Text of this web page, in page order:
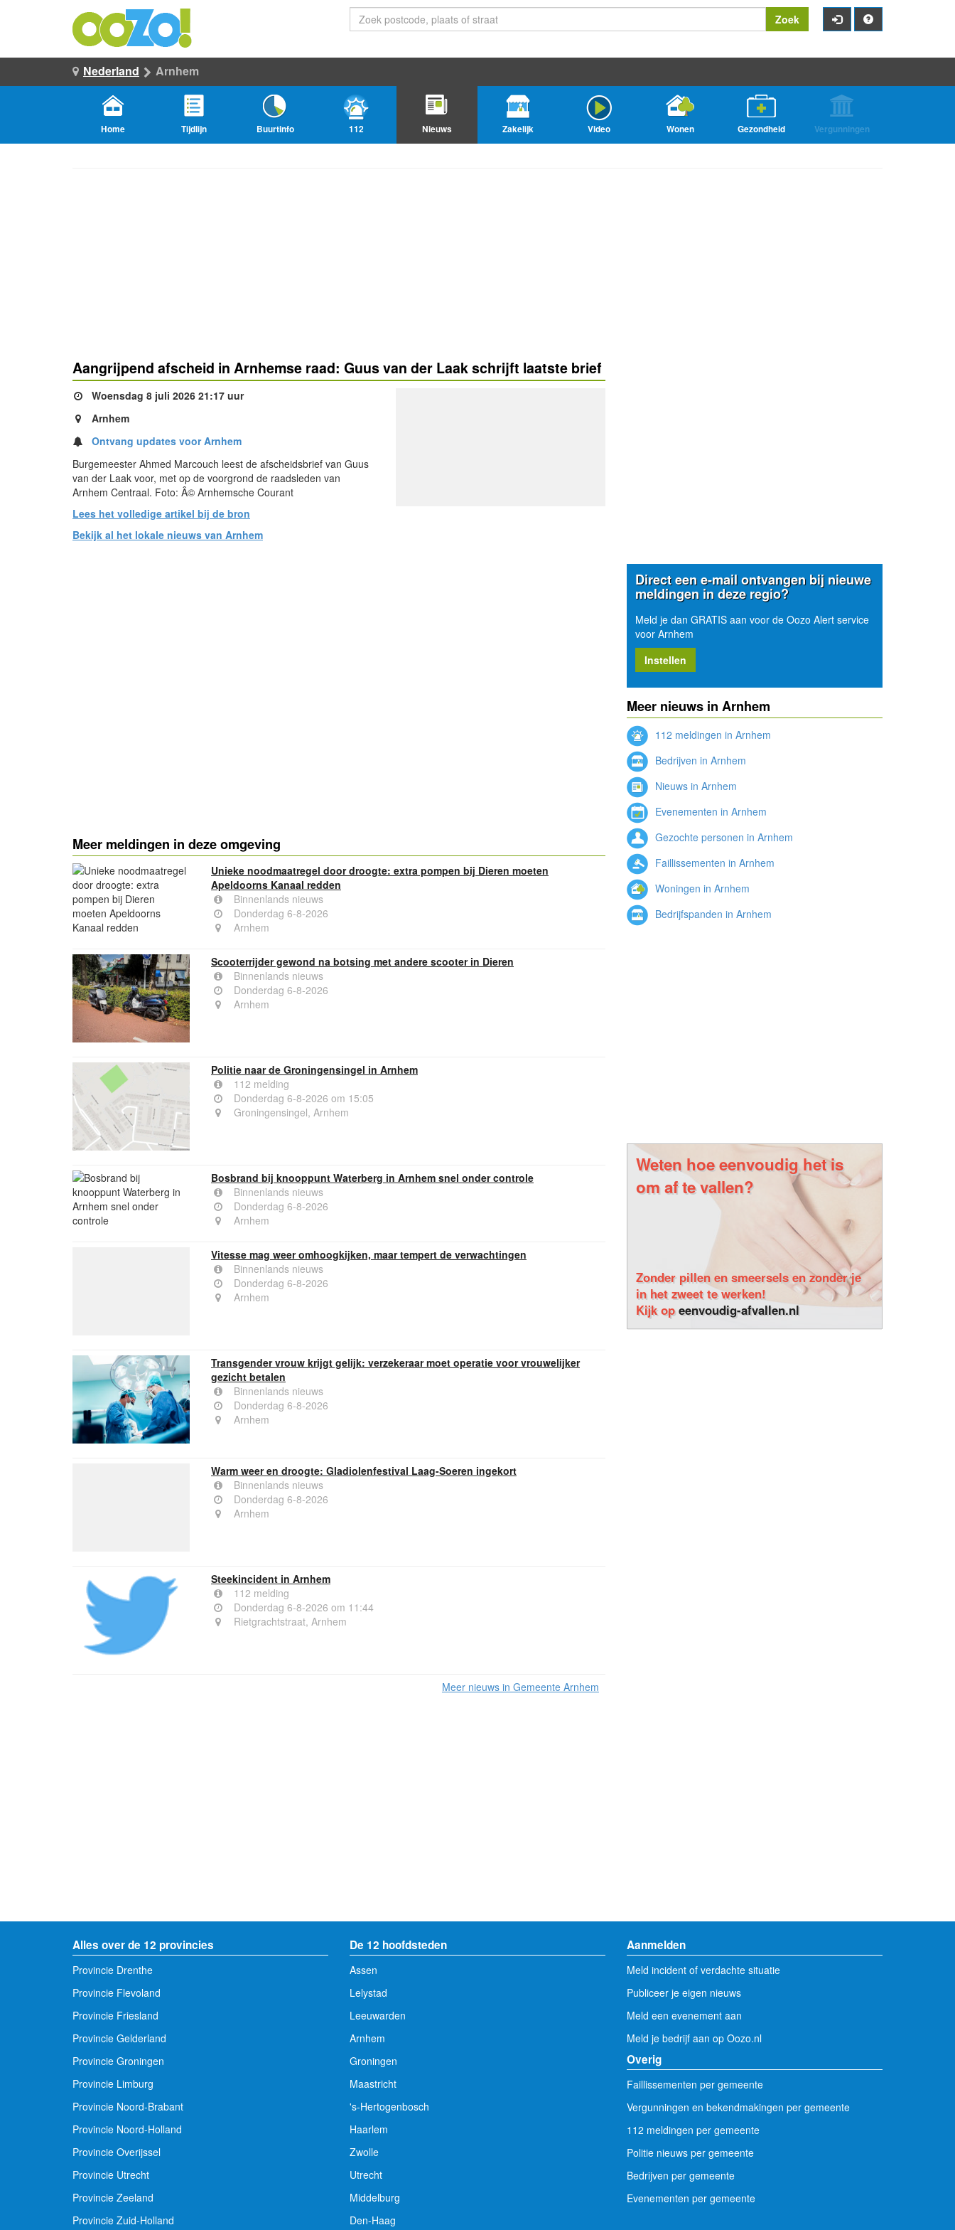
Zoek
Nederland Arnhem
Home Tijdlijn Buurtinfo 112 Nieuws Zakelijk Video Wonen Gezondheid Vergunningen
Aangrijpend afscheid in Arnhemse raad: Guus van der Laak schrijft laatste brief
Woensdag 8 juli 2026 21:17 uur
Arnhem
Ontvang updates voor Arnhem
Burgemeester Ahmed Marcouch leest de afscheidsbrief van Guus
van der Laak voor, met op de voorgrond de raadsleden van
Arnhem Centraal. Foto: Â© Arnhemsche Courant
Lees het volledige artikel bij de bron
Bekijk al het lokale nieuws van Arnhem
Meer meldingen in deze omgeving
Unieke noodmaatregel door droogte: extra pompen bij Dieren moeten
Apeldoorns Kanaal redden
Binnenlands nieuws
Donderdag 6-8-2026
Arnhem
Scooterrijder gewond na botsing met andere scooter in Dieren
Binnenlands nieuws
Donderdag 6-8-2026
Arnhem
Politie naar de Groningensingel in Arnhem
112 melding
Donderdag 6-8-2026 om 15:05
Groningensingel, Arnhem
Bosbrand bij knooppunt Waterberg in Arnhem snel onder controle
Binnenlands nieuws
Donderdag 6-8-2026
Arnhem
Vitesse mag weer omhoogkijken, maar tempert de verwachtingen
Binnenlands nieuws
Donderdag 6-8-2026
Arnhem
Transgender vrouw krijgt gelijk: verzekeraar moet operatie voor vrouwelijker
gezicht betalen
Binnenlands nieuws
Donderdag 6-8-2026
Arnhem
Warm weer en droogte: Gladiolenfestival Laag-Soeren ingekort
Binnenlands nieuws
Donderdag 6-8-2026
Arnhem
Steekincident in Arnhem
112 melding
Donderdag 6-8-2026 om 11:44
Rietgrachtstraat, Arnhem
Meer nieuws in Gemeente Arnhem
Direct een e-mail ontvangen bij nieuwe
meldingen in deze regio?
Meld je dan GRATIS aan voor de Oozo Alert service
voor Arnhem
Instellen
Meer nieuws in Arnhem
112 meldingen in Arnhem
Bedrijven in Arnhem
Nieuws in Arnhem
Evenementen in Arnhem
Gezochte personen in Arnhem
Faillissementen in Arnhem
Woningen in Arnhem
Bedrijfspanden in Arnhem
Weten hoe eenvoudig het is
om af te vallen?
Zonder pillen en smeersels en zonder je
in het zweet te werken!
Kijk opeenvoudig-afvallen.nl
Alles over de 12 provincies
Provincie Drenthe
Provincie Flevoland
Provincie Friesland
Provincie Gelderland
Provincie Groningen
Provincie Limburg
Provincie Noord-Brabant
Provincie Noord-Holland
Provincie Overijssel
Provincie Utrecht
Provincie Zeeland
Provincie Zuid-Holland
De 12 hoofdsteden
Assen
Lelystad
Leeuwarden
Arnhem
Groningen
Maastricht
's-Hertogenbosch
Haarlem
Zwolle
Utrecht
Middelburg
Den-Haag
Aanmelden
Meld incident of verdachte situatie
Publiceer je eigen nieuws
Meld een evenement aan
Meld je bedrijf aan op Oozo.nl
Overig
Faillissementen per gemeente
Vergunningen en bekendmakingen per gemeente
112 meldingen per gemeente
Politie nieuws per gemeente
Bedrijven per gemeente
Evenementen per gemeente